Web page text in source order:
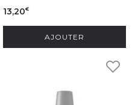
13,20€
AJOUTER